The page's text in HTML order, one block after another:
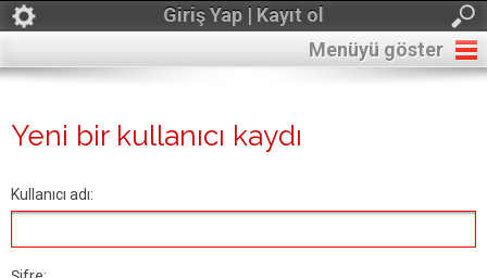
Giriş Yap | Kayıt ol
Menüyü göster
Yeni bir kullanıcı kaydı
Kullanıcı adı: